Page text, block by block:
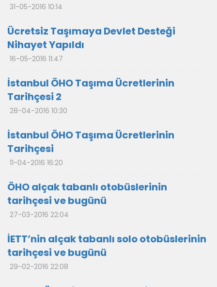
31-05-2016 10:14
Ücretsiz Taşımaya Devlet Desteği
Nihayet Yapıldı
16-05-2016 11:47
İstanbul ÖHO Taşıma Ücretlerinin
Tarihçesi 2
28-04-2016 10:30
İstanbul ÖHO Taşıma Ücretlerinin
Tarihçesi
11-04-2016 16:20
ÖHO alçak tabanlı otobüslerinin
tarihçesi ve bugünü
27-03-2016 22:04
İETT’nin alçak tabanlı solo otobüslerinin
tarihçesi ve bugünü
29-02-2016 22:08